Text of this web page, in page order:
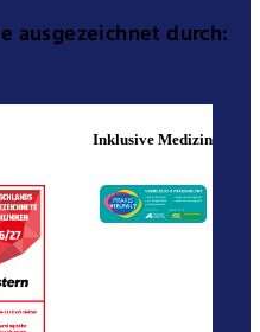
ausgezeichnet durch:
Inklusive Medizin